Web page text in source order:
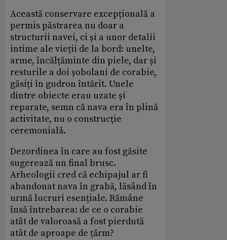
Această conservare excepțională a
permis păstrarea nu doar a
structurii navei, ci și a unor detalii
intime ale vieții de la bord: unelte,
arme, încălțăminte din piele, dar și
resturile a doi șobolani de corabie,
găsiți în gudron întărit. Unele
dintre obiecte erau uzate și
reparate, semn că nava era în plină
activitate, nu o construcție
ceremonială.
Dezordinea în care au fost găsite
sugerează un final brusc.
Arheologii cred că echipajul ar fi
abandonat nava în grabă, lăsând în
urmă lucruri esențiale. Rămâne
însă întrebarea: de ce o corabie
atât de valoroasă a fost pierdută
atât de aproape de țărm?